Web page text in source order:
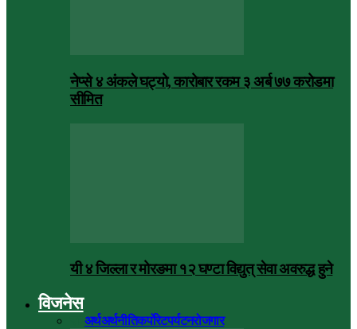
नेप्से ४ अंकले घट्यो, कारोबार रकम ३ अर्ब ७७ करोडमा
सीमित
यी ४ जिल्ला र मोरङमा १२ घण्टा विद्युत् सेवा अवरुद्ध हुने
विजनेस
अर्थअर्थनीतिकर्पोरेटपर्यटनरोजगार